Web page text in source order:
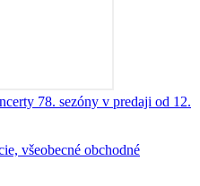
78. sezóny v predaji od 12.
všeobecné obchodné